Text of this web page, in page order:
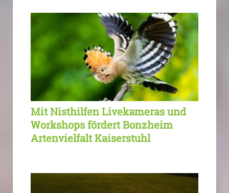
Mit Nisthilfen Livekameras und
Workshops fördert Bonzheim
Artenvielfalt Kaiserstuhl